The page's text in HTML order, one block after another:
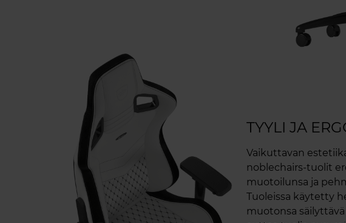
TYYLI JA
Vaikuttavan
noblechairs-tuolit
muotoilunsa ja
Tuoleissa käytetty
muotonsa